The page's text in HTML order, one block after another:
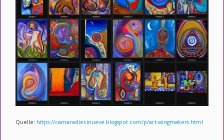
Quelle: https://camaradiecinueve.blogspot.com/p/art-wingmakers.html